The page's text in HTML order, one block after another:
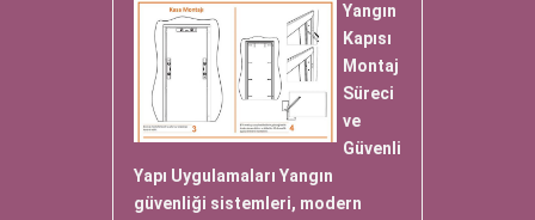
Yangın
Kapısı
Montaj
Süreci
ve
Güvenli
Yapı Uygulamaları Yangın
güvenliği sistemleri, modern